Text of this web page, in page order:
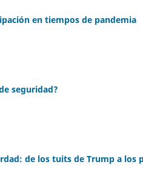
en tiempos de pandemia
seguridad?
de los tuits de Trump a los